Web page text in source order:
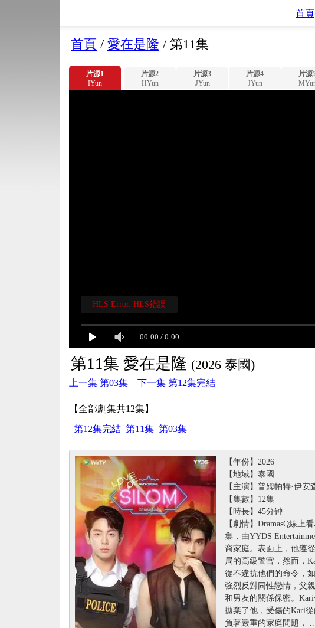
首頁
首頁 / 愛在是隆 / 第11集
片源1
IYun
片源2
HYun
片源3
JYun
片源4
JYun
片源
00:00 / 0:00
HLS Error. HLS錯誤
第11集 愛在是隆 (2026 泰國)
上一集 第03集 下一集 第12集完結
【全部劇集共12集】
第12集完結 第11集 第03集
【年份】2026
【地域】泰國
【主演】普姆帕特·伊
【集數】12集
【時長】45分钟
【劇情】DramasQ線上
集，由YYDS
裔家庭。表面上，他遵
局的高級警官，然而，
從不違抗他們的命令，
強烈反對同性戀情，父
和男友的關係保密。
拋棄了他，受傷的Kari
負著嚴重的家庭問題， ...